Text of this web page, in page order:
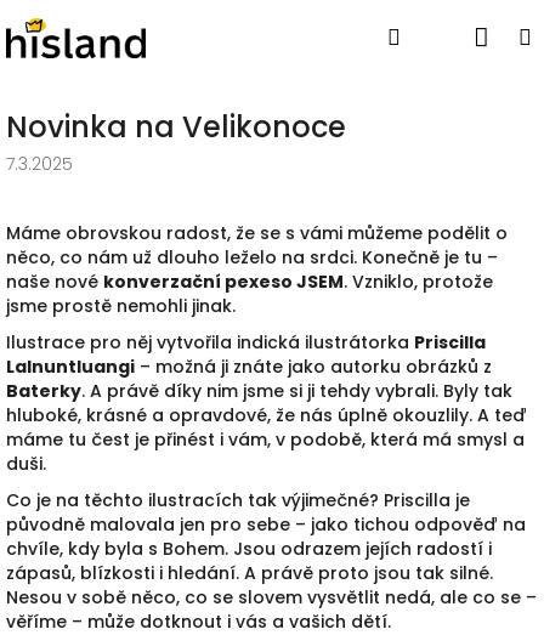
na
obsah
Hledat
Novinka na Velikonoce
7.3.2025
Máme obrovskou radost, že se s vámi můžeme podělit o
něco, co nám už dlouho leželo na srdci. Konečně je tu –
naše nové konverzační pexeso JSEM. Vzniklo, protože
jsme prostě nemohli jinak.
Ilustrace pro něj vytvořila indická ilustrátorka Priscilla
Lalnuntluangi – možná ji znáte jako autorku obrázků z
Baterky. A právě díky nim jsme si ji tehdy vybrali. Byly tak
hluboké, krásné a opravdové, že nás úplně okouzlily. A teď
máme tu čest je přinést i vám, v podobě, která má smysl a
duši.
Co je na těchto ilustracích tak výjimečné? Priscilla je
původně malovala jen pro sebe – jako tichou odpověď na
chvíle, kdy byla s Bohem. Jsou odrazem jejích radostí i
zápasů, blízkosti i hledání. A právě proto jsou tak silné.
Nesou v sobě něco, co se slovem vysvětlit nedá, ale co se –
věříme – může dotknout i vás a vašich dětí.